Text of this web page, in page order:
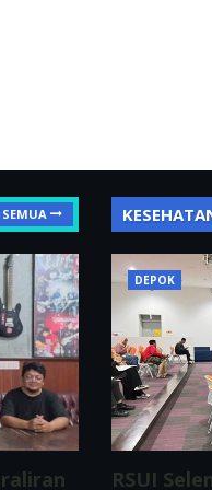
DEPOK
RSUI